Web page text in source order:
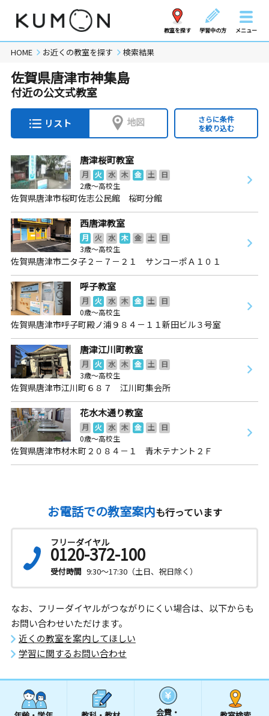
教室を探す 学習中の方 メニュー
HOME お近くの教室を探す 検索結果
佐賀県唐津市神集島
付近の公文式教室
リスト 地図
さらに条件
を絞り込む
唐津桜町教室
月 火 水 木 金 土
日
2歳～高校生
佐賀県唐津市桜町佐志公民館 桜町分館
西唐津教室
月 火 水 木 金 土
日
3歳～高校生
佐賀県唐津市二タ子２－７－２１ サンコーポＡ１０１
呼子教室
月 火 水 木 金 土
日
0歳～高校生
佐賀県唐津市呼子町殿ノ浦９８４－１１新田ビル３号室
唐津江川町教室
月 火 水 木 金 土
日
3歳～高校生
佐賀県唐津市江川町６８７ 江川町集会所
花水木通り教室
月 火 水 木 金 土
日
0歳～高校生
佐賀県唐津市材木町２０８４－１ 青木テナント２Ｆ
お電話での教室案内も行っています
フリーダイヤル
0120-372-100
受付時間 9:30～17:30（土日、祝日除く）
なお、フリーダイヤルがつながりにくい場合は、以下からも
お問い合わせいただけます。
近くの教室を案内してほしい
学習に関するお問い合わせ
会費・